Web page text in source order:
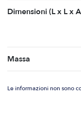
Dimensioni (L x L x
Massa
Le informazioni non sono